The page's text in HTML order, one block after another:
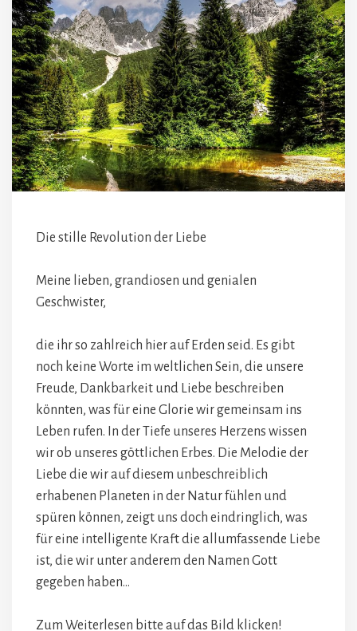
Die stille Revolution der Liebe
Meine lieben, grandiosen und genialen
Geschwister,
die ihr so zahlreich hier auf Erden seid. Es gibt
noch keine Worte im weltlichen Sein, die unsere
Freude, Dankbarkeit und Liebe beschreiben
könnten, was für eine Glorie wir gemeinsam ins
Leben rufen. In der Tiefe unseres Herzens wissen
wir ob unseres göttlichen Erbes. Die Melodie der
Liebe die wir auf diesem unbeschreiblich
erhabenen Planeten in der Natur fühlen und
spüren können, zeigt uns doch eindringlich, was
für eine intelligente Kraft die allumfassende Liebe
ist, die wir unter anderem den Namen Gott
gegeben haben…
Zum Weiterlesen bitte auf das Bild klicken!